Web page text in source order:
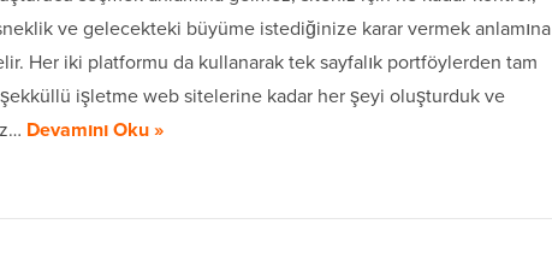
ve gelecekteki büyüme istediğinize karar vermek anlamına
Her iki platformu da kullanarak tek sayfalık portföylerden tam
işletme web sitelerine kadar her şeyi oluşturduk ve
Devamını Oku »